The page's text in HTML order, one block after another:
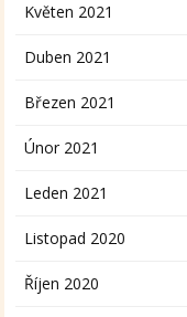
Květen 2021
Duben 2021
Březen 2021
Únor 2021
Leden 2021
Listopad 2020
Říjen 2020